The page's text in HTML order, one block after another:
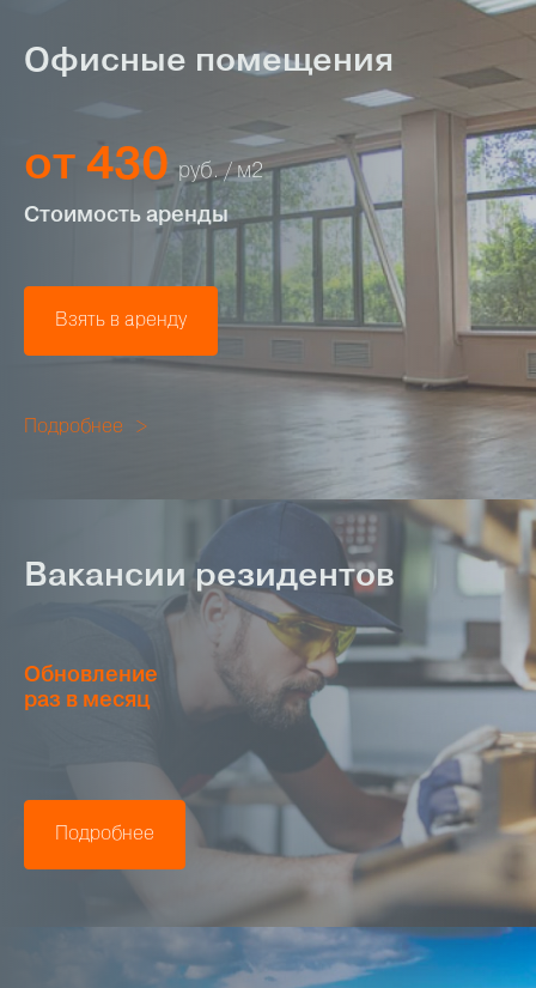
Офисные помещения
от 430 руб. / м2
Стоимость аренды
Взять в аренду
Подробнее
Вакансии резидентов
Обновление
раз в месяц
Подробнее